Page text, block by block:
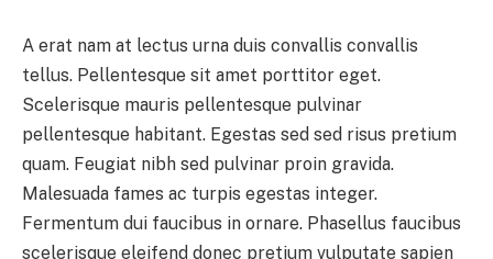
A erat nam at lectus urna duis convallis convallis
tellus. Pellentesque sit amet porttitor eget.
Scelerisque mauris pellentesque pulvinar
pellentesque habitant. Egestas sed sed risus pretium
quam. Feugiat nibh sed pulvinar proin gravida.
Malesuada fames ac turpis egestas integer.
Fermentum dui faucibus in ornare. Phasellus faucibus
scelerisque eleifend donec pretium vulputate sapien